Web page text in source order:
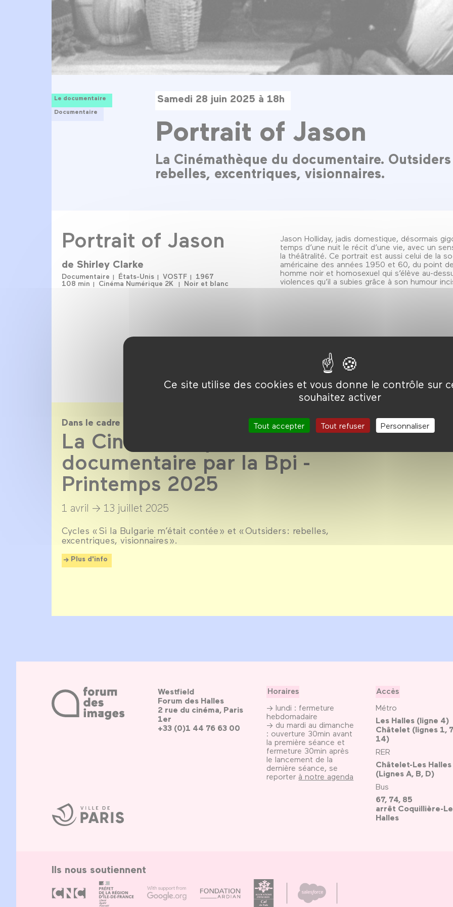
Ce site utilise des cookies et vous donne le contrôle sur
souhaitez activer
Tout accepter Tout refuser Personnaliser
Le documentaire
Documentaire
Samedi 28 juin 2025 à 18h
Portrait of Jason
La Cinémathèque du documentaire.
rebelles, excentriques, visionnaires.
Portrait of Jason
de Shirley Clarke
Documentaire États-Unis VOSTF
1967
108 min
Cinéma Numérique 2K Noir et blanc
Jason Holliday, jadis domestique, désormais
temps d’une nuit le récit d’une vie, avec un
la théâtralité. Ce portrait est aussi celui de la
américaine des années 1950 et 60, du point
homme noir et homosexuel qui s’élève au-
violences qu’il a subies grâce à son humour
Dans le cadre de
La Cinémathèque du
documentaire par la Bpi -
Printemps 2025
1 avril → 13 juillet 2025
Cycles « Si la Bulgarie m’était contée » et « Outsiders : rebelles,
excentriques, visionnaires ».
Plus d'info
Ville
de
Paris
Westfield
Forum des Halles
2 rue du cinéma, Paris
1er
+33 (0)1 44 76 63 00
Horaires
→ lundi : fermeture
hebdomadaire
→ du mardi au dimanche
: ouverture 30min avant
la première séance et
fermeture 30min après
le lancement de la
dernière séance, se
reporter à notre agenda
Accès
Métro
Les Halles (ligne 4)
Châtelet (lignes 1,
14)
RER
Châtelet-Les Halles
(Lignes A, B, D)
Bus
67, 74, 85
arrêt Coquillière-
Halles
Ils nous soutiennent